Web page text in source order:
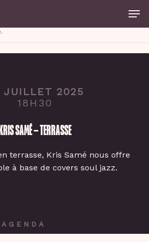
JUILLET 2025
18H30
KRIS SAMÉ – TERRASSE
terrasse, Kris Samé nous offre
à base de covers soul jazz.
Close